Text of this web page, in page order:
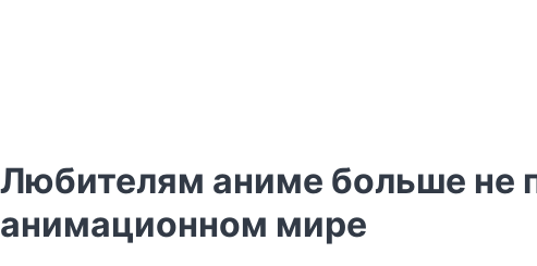
Любителям аниме больше не
анимационном мире